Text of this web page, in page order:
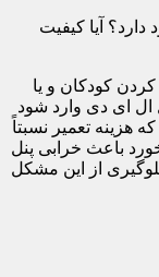
آیا کیفیت
کودکان و یا
ال ای دی وارد شود
هزینه تعمیر نسبتاً
باعث خرابی پنل
از این مشکل